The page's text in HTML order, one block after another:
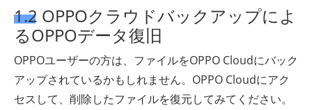
1.2 OPPOクラウドバックアップによ
るOPPOデータ復旧
OPPOユーザーの方は、ファイルをOPPO Cloudにバック
アップされているかもしれません。OPPO Cloudにアク
セスして、削除したファイルを復元してみてください。